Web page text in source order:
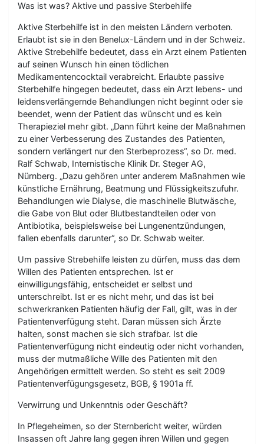
Was ist was? Aktive und passive Sterbehilfe
Aktive Sterbehilfe ist in den meisten Ländern verboten.
Erlaubt ist sie in den Benelux-Ländern und in der Schweiz.
Aktive Strebehilfe bedeutet, dass ein Arzt einem Patienten
auf seinen Wunsch hin einen tödlichen
Medikamentencocktail verabreicht. Erlaubte passive
Sterbehilfe hingegen bedeutet, dass ein Arzt lebens- und
leidensverlängernde Behandlungen nicht beginnt oder sie
beendet, wenn der Patient das wünscht und es kein
Therapieziel mehr gibt. „Dann führt keine der Maßnahmen
zu einer Verbesserung des Zustandes des Patienten,
sondern verlängert nur den Sterbeprozess“, so Dr. med.
Ralf Schwab, Internistische Klinik Dr. Steger AG,
Nürnberg. „Dazu gehören unter anderem Maßnahmen wie
künstliche Ernährung, Beatmung und Flüssigkeitszufuhr.
Behandlungen wie Dialyse, die maschinelle Blutwäsche,
die Gabe von Blut oder Blutbestandteilen oder von
Antibiotika, beispielsweise bei Lungenentzündungen,
fallen ebenfalls darunter“, so Dr. Schwab weiter.
Um passive Strebehilfe leisten zu dürfen, muss das dem
Willen des Patienten entsprechen. Ist er
einwilligungsfähig, entscheidet er selbst und
unterschreibt. Ist er es nicht mehr, und das ist bei
schwerkranken Patienten häufig der Fall, gilt, was in der
Patientenverfügung steht. Daran müssen sich Ärzte
halten, sonst machen sie sich strafbar. Ist die
Patientenverfügung nicht eindeutig oder nicht vorhanden,
muss der mutmaßliche Wille des Patienten mit den
Angehörigen ermittelt werden. So steht es seit 2009
Patientenverfügungsgesetz, BGB, § 1901a ff.
Verwirrung und Unkenntnis oder Geschäft?
In Pflegeheimen, so der Sternbericht weiter, würden
Insassen oft Jahre lang gegen ihren Willen und gegen